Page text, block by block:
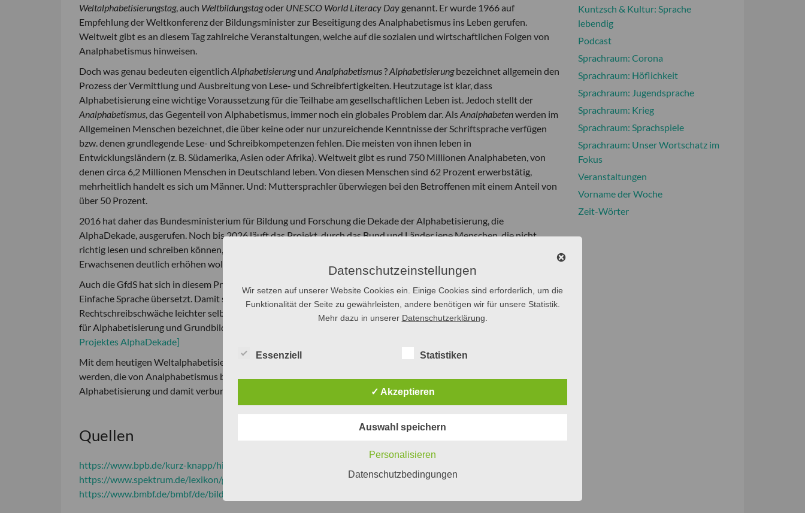
Weltalphabetisierungstag, auch Weltbildungstagoder UNESCO World Literacy Day genannt. Er wurde 1966 auf
Empfehlung der Weltkonferenz der Bildungsminister zur Beseitigung des Analphabetismus ins Leben gerufen.
Weltweit gibt es an diesem Tag zahlreiche Veranstaltungen, welche auf die sozialen und wirtschaftlichen Folgen von
Analphabetismus hinweisen.
Doch was genau bedeuten eigentlich Alphabetisierungund Analphabetismus?Alphabetisierungbezeichnet allgemein den
Prozess der Vermittlung und Ausbreitung von Lese- und Schreibfertigkeiten. Heutzutage ist klar, dass
Alphabetisierung eine wichtige Voraussetzung für die Teilhabe am gesellschaftlichen Leben ist. Jedoch stellt der
Analphabetismus, das Gegenteil von Alphabetismus, immer noch ein globales Problem dar. AlsAnalphabetenwerden im
Allgemeinen Menschen bezeichnet, die über keine oder nur unzureichende Kenntnisse der Schriftsprache verfügen
bzw. denen grundlegende Lese- und Schreibkompetenzen fehlen. Die meisten von ihnen leben in
Entwicklungsländern (z. B. Südamerika, Asien oder Afrika). Weltweit gibt es rund 750 Millionen Analphabeten, von
denen circa 6,2 Millionen Menschen in Deutschland leben. Von diesen Menschen sind 62 Prozent erwerbstätig,
mehrheitlich handelt es sich um Männer. Und: Muttersprachler überwiegen bei den Betroffenen mit einem Anteil von
über 50 Prozent.
2016 hat daher das Bundesministerium für Bildung und Forschung die Dekade der Alphabetisierung, die
AlphaDekade, ausgerufen. Noch bis 2026 läuft das Projekt, durch das Bund und Länder jene Menschen, die nicht
richtig lesen und schreiben können, mit passenden Angeboten unterstützen und die Lese- und Schreibfähigkeit bei
Erwachsenen deutlich erhöhen wollen.
[Mehr zu diesem Projekt]
Auch die GfdS hat sich in diesem Projekt engagiert und 2015 den Antrag über die Dekade für Alphabetisierung in
Einfache Sprache übersetzt. Damit sollte sichergestellt werden, dass sich auch Menschen mit Lese- und
Rechtschreibschwäche leichter selbstständig über die Forderungen der Koalitionsfraktionen zur nationalen Dekade
für Alphabetisierung und Grundbildung informieren können.
Projektes AlphaDekade]
Mit dem heutigen Weltalphabetisierungstag soll also ein öffentliches Bewusstsein für die Menschen geschaffen
werden, die von Analphabetismus betroffen sind, und darauf aufmerksam gemacht werden, wie wichtig weltweite
Alphabetisierung und damit verbunden der Zugang zu Bildung ist.
Quellen
https://www.bpb.de/kurz-knapp/hintergrund-aktuell/296238/weltalphabetisierungstag/
https://www.spektrum.de/lexikon/geographie/alphabetisierung/274
https://www.bmbf.de/bmbf/de/bildung/weiterbildung/alphabetisierung/alphabetisierung_node.html
Kuntzsch & Kultur: Sprache
lebendig
Podcast
Sprachraum: Corona
Sprachraum: Höflichkeit
Sprachraum: Jugendsprache
Sprachraum: Krieg
Sprachraum: Sprachspiele
Sprachraum: Unser Wortschatz im
Fokus
Veranstaltungen
Vorname der Woche
Zeit-Wörter
Datenschutzeinstellungen
Wir setzen auf unserer Website Cookies ein. Einige Cookies sind erforderlich, um die
Funktionalität der Seite zu gewährleisten, andere benötigen wir für unsere Statistik.
Mehr dazu in unserer Datenschutzerklärung
Essenziell Statistiken
✓ Akzeptieren
Auswahl speichern
Personalisieren
Datenschutzbedingungen